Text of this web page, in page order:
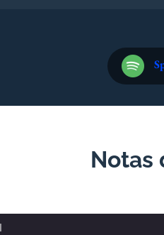
Notas